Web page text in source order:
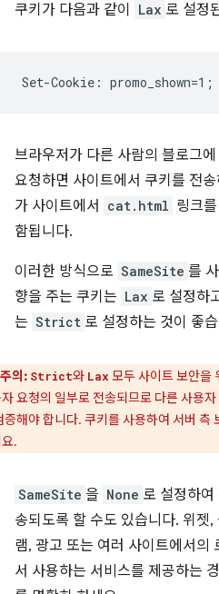
쿠키가 다음과 같이 Lax 로 설정
브라우저가 다른 사람의 블로그에
요청하면 사이트에서 쿠키를 전
가 사이트에서
cat.html 링크
함됩니다.
이러한 방식으로 SameSite 를
향을 주는 쿠키는 Lax 로 설정하
는 Strict 로 설정하는 것이 좋
주의: Strict와 Lax 모두 사이트 보안을
요청의 일부로 전송되므로 다른 사용
증해야 합니다. 쿠키를 사용하여 서버 측
.
SameSite 을 None 로 설정하
송되도록 할 수도 있습니다. 위젯
램, 광고 또는 여러 사이트에서의
서 사용하는 서비스를 제공하는